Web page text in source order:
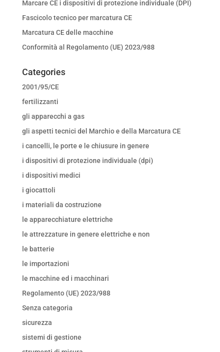
Marcare CE i dispositivi di protezione individuale (DPI)
Fascicolo tecnico per marcatura CE
Marcatura CE delle macchine
Conformità al Regolamento (UE) 2023/988
Categories
2001/95/CE
fertilizzanti
gli apparecchi a gas
gli aspetti tecnici del Marchio e della Marcatura CE
i cancelli, le porte e le chiusure in genere
i dispositivi di protezione individuale (dpi)
i dispositivi medici
i giocattoli
i materiali da costruzione
le apparecchiature elettriche
le attrezzature in genere elettriche e non
le batterie
le importazioni
le macchine ed i macchinari
Regolamento (UE) 2023/988
Senza categoria
sicurezza
sistemi di gestione